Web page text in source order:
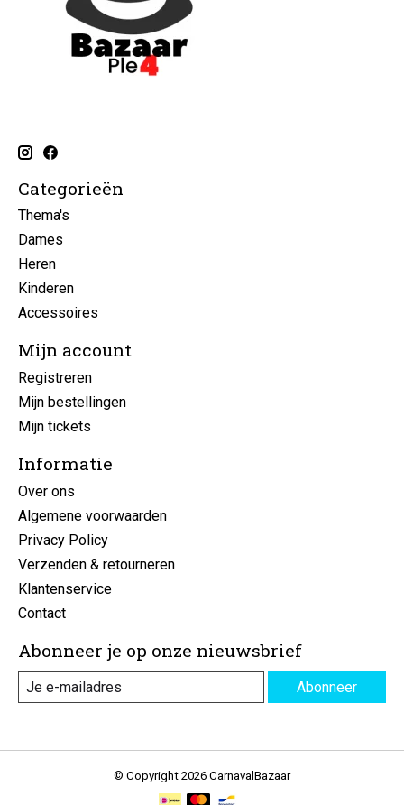
Categorieën
Thema's
Dames
Heren
Kinderen
Accessoires
Mijn account
Registreren
Mijn bestellingen
Mijn tickets
Informatie
Over ons
Algemene voorwaarden
Privacy Policy
Verzenden & retourneren
Klantenservice
Contact
Abonneer je op onze nieuwsbrief
Abonneer
© Copyright 2026 CarnavalBazaar